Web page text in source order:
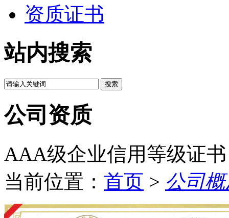
资质证书
站内搜索
公司资质
AAA级企业信用等级证书
当前位置： 首页 > 公司